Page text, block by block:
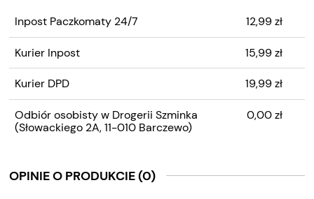
EWENTUALNYCH KOSZTÓW
Inpost Paczkomaty 24/7 12,99 zł
Kurier Inpost 15,99 zł
Kurier DPD 19,99 zł
Odbiór osobisty w Drogerii Szminka
(Słowackiego 2A, 11-010 Barczewo)
0,00 zł
OPINIE O PRODUKCIE (0)